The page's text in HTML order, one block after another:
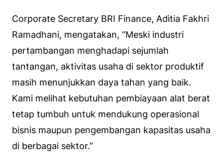
Corporate Secretary BRI Finance, Aditia Fakhri
Ramadhani, mengatakan, “Meski industri
pertambangan menghadapi sejumlah
tantangan, aktivitas usaha di sektor produktif
masih menunjukkan daya tahan yang baik.
Kami melihat kebutuhan pembiayaan alat berat
tetap tumbuh untuk mendukung operasional
bisnis maupun pengembangan kapasitas usaha
di berbagai sektor.”